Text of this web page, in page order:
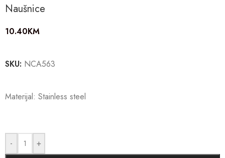
Naušnice
10.40KM
SKU: NCA563
Materijal: Stainless steel
- +